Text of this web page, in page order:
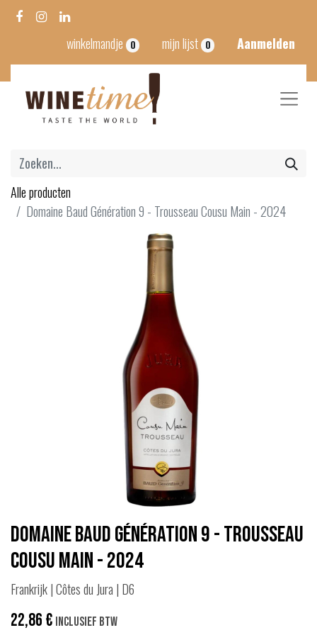
winkelmandje 0 mijn lijst 0 Aanmelden
Alle producten
Domaine Baud Génération 9 - Trousseau Cousu Main - 2024
Domaine Baud Génération 9 - Trousseau
Cousu Main - 2024
Frankrijk | Côtes du Jura | D6
22,86€ Inclusief btw